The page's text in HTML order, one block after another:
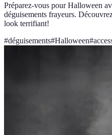
Préparez-vous pour Halloween
déguisements frayeurs.
look terrifiant!
#déguisements#Halloween#